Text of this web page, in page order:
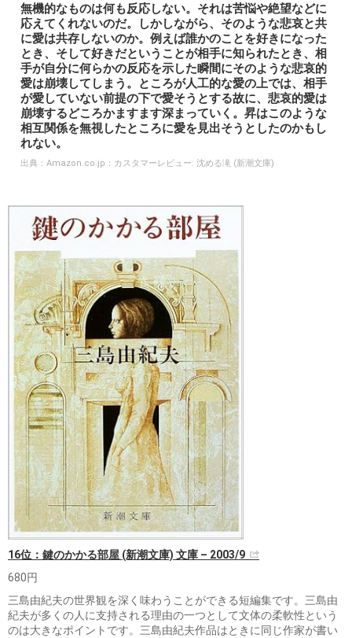
無機的なものは何も反応しない。それは苦悩や絶望などに
応えてくれないのだ。しかしながら、そのような悲哀と共
に愛は共存しないのか。例えば誰かのことを好きになった
とき、そして好きだということが相手に知られたとき、相
手が自分に何らかの反応を示した瞬間にそのような悲哀的
愛は崩壊してしまう。ところが人工的な愛の上では、相手
が愛していない前提の下で愛そうとする故に、悲哀的愛は
崩壊するどころかますます深まっていく。昇はこのような
相互関係を無視したところに愛を見出そうとしたのかもし
れない。
出典： Amazon.co.jp：カスタマーレビュー: 沈める滝 (新潮文庫)
16位：鍵のかかる部屋 (新潮文庫) 文庫 – 2003/9
680円
三島由紀夫の世界観を深く味わうことができる短編集です。三島由
紀夫が多くの人に支持される理由の一つとして文体の柔軟性という
のは大きなポイントです。三島由紀夫作品はときに同じ作家が書い